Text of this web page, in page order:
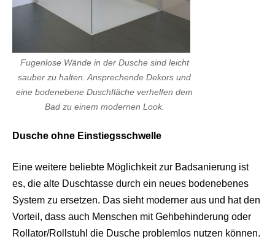
Fugenlose Wände in der Dusche sind leicht
sauber zu halten. Ansprechende Dekors und
eine bodenebene Duschfläche verhelfen dem
Bad zu einem modernen Look.
Dusche ohne Einstiegsschwelle
Eine weitere beliebte Möglichkeit zur Badsanierung ist
es, die alte Duschtasse durch ein neues bodenebenes
System zu ersetzen. Das sieht moderner aus und hat den
Vorteil, dass auch Menschen mit Gehbehinderung oder
Rollator/Rollstuhl die Dusche problemlos nutzen können.